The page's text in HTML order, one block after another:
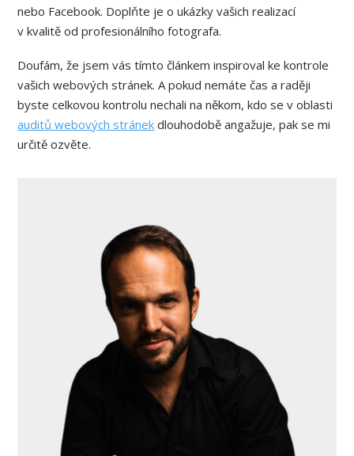
nebo Facebook. Doplňte je o ukázky vašich realizací
v kvalitě od profesionálního fotografa.
Doufám, že jsem vás tímto článkem inspiroval ke kontrole
vašich webových stránek. A pokud nemáte čas a raději
byste celkovou kontrolu nechali na někom, kdo se v oblasti
auditů webových stránek dlouhodobě angažuje, pak se mi
určitě ozvěte.